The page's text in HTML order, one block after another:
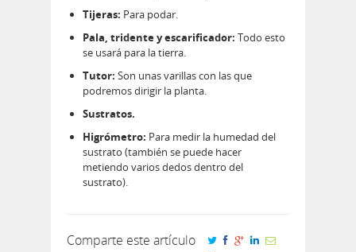
Tijeras: Para podar.
Pala, tridente y escarificador: Todo esto
se usará para la tierra.
Tutor: Son unas varillas con las que
podremos dirigir la planta.
Sustratos.
Higrómetro: Para medir la humedad del
sustrato (también se puede hacer
metiendo varios dedos dentro del
sustrato).
Comparte este artículo